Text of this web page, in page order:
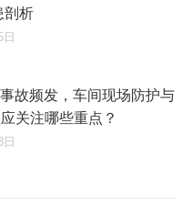
剖析
故频发，车间现场防护与
关注哪些重点？